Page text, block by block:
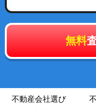
無料
不動産会社選び